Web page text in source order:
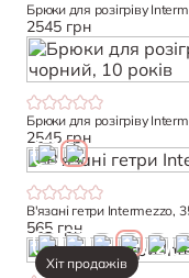
Брюки для розігріву
2545 грн
Брюки для розігріву
2545 грн
В'язані гетри Intermezzo,
565 грн
Хіт продажів